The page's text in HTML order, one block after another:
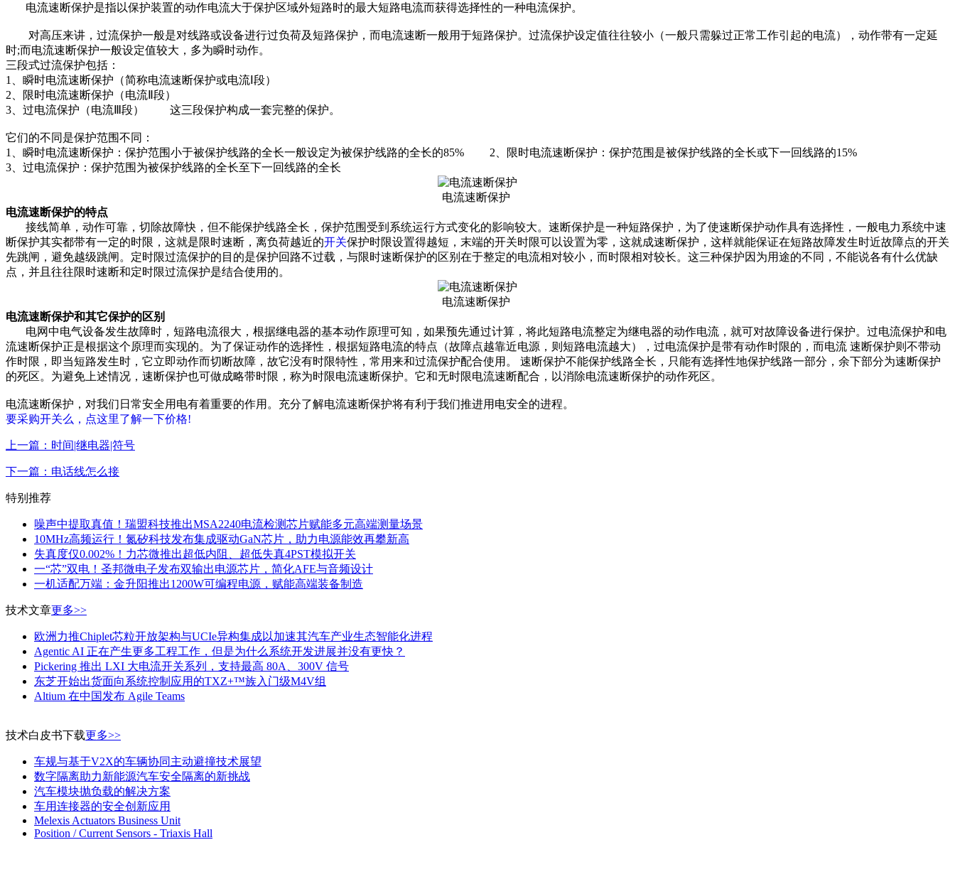
电流速断保护是指以保护装置的动作电流大于保护区域外短路时的最大短路电流而获得选择性的一种电流保护。
对高压来讲，过流保护一般是对线路或设备进行过负荷及短路保护，而电流速断一般用于短路保护。过流保护设定值往往较小（一般只需躲过正常工作引起的电流），动作带有一定延
时;而电流速断保护一般设定值较大，多为瞬时动作。
三段式过流保护包括：
1、瞬时电流速断保护（简称电流速断保护或电流Ⅰ段）
2、限时电流速断保护（电流Ⅱ段）
3、过电流保护（电流Ⅲ段） 这三段保护构成一套完整的保护。
它们的不同是保护范围不同：
1、瞬时电流速断保护：保护范围小于被保护线路的全长一般设定为被保护线路的全长的85% 2、限时电流速断保护：保护范围是被保护线路的全长或下一回线路的15%
3、过电流保护：保护范围为被保护线路的全长至下一回线路的全长
电流速断保护
电流速断保护的特点
接线简单，动作可靠，切除故障快，但不能保护线路全长，保护范围受到系统运行方式变化的影响较大。速断保护是一种短路保护，为了使速断保护动作具有选择性，一般电力系统中速
断保护其实都带有一定的时限，这就是限时速断，离负荷越近的开关保护时限设置得越短，末端的开关时限可以设置为零，这就成速断保护，这样就能保证在短路故障发生时近故障点的开关
先跳闸，避免越级跳闸。定时限过流保护的目的是保护回路不过载，与限时速断保护的区别在于整定的电流相对较小，而时限相对较长。这三种保护因为用途的不同，不能说各有什么优缺
点，并且往往限时速断和定时限过流保护是结合使用的。
电流速断保护
电流速断保护和其它保护的区别
电网中电气设备发生故障时，短路电流很大，根据继电器的基本动作原理可知，如果预先通过计算，将此短路电流整定为继电器的动作电流，就可对故障设备进行保护。过电流保护和电
流速断保护正是根据这个原理而实现的。为了保证动作的选择性，根据短路电流的特点（故障点越靠近电源，则短路电流越大），过电流保护是带有动作时限的，而电流 速断保护则不带动
作时限，即当短路发生时，它立即动作而切断故障，故它没有时限特性，常用来和过流保护配合使用。 速断保护不能保护线路全长，只能有选择性地保护线路一部分，余下部分为速断保护
的死区。为避免上述情况，速断保护也可做成略带时限，称为时限电流速断保护。它和无时限电流速断配合，以消除电流速断保护的动作死区。
电流速断保护，对我们日常安全用电有着重要的作用。充分了解电流速断保护将有利于我们推进用电安全的进程。
要采购开关么，点这里了解一下价格!
上一篇：时间|继电器|符号
下一篇：电话线怎么接
特别推荐
噪声中提取真值！瑞盟科技推出MSA2240电流检测芯片赋能多元高端测量场景
10MHz高频运行！氮矽科技发布集成驱动GaN芯片，助力电源能效再攀新高
失真度仅0.002%！力芯微推出超低内阻、超低失真4PST模拟开关
一“芯”双电！圣邦微电子发布双输出电源芯片，简化AFE与音频设计
一机适配万端：金升阳推出1200W可编程电源，赋能高端装备制造
技术文章更多>>
欧洲力推Chiplet芯粒开放架构与UCIe异构集成以加速其汽车产业生态智能化进程
Agentic AI 正在产生更多工程工作，但是为什么系统开发进展并没有更快？
Pickering 推出 LXI 大电流开关系列，支持最高 80A、300V 信号
东芝开始出货面向系统控制应用的TXZ+™族入门级M4V组
Altium 在中国发布 Agile Teams
技术白皮书下载更多>>
车规与基于V2X的车辆协同主动避撞技术展望
数字隔离助力新能源汽车安全隔离的新挑战
汽车模块抛负载的解决方案
车用连接器的安全创新应用
Melexis Actuators Business Unit
Position / Current Sensors - Triaxis Hall